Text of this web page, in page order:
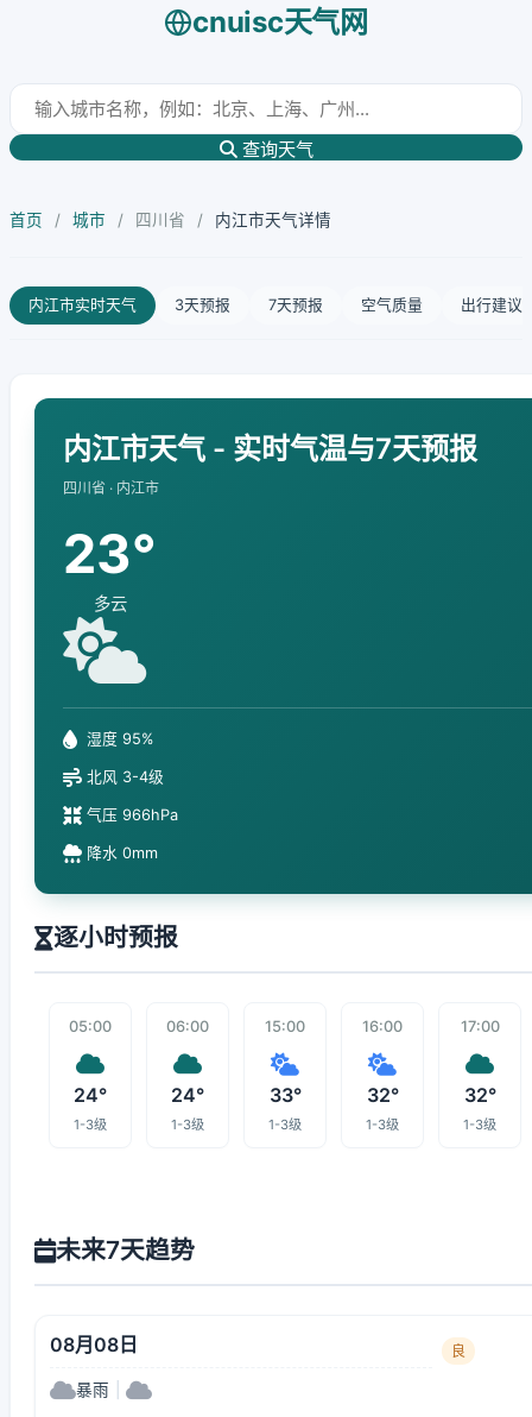
cnuisc天气网
查询天气
首页 / 城市 / 四川省 / 内江市天气详情
内江市实时天气 3天预报 7天预报 空气质量 出行建议
内江市天气 - 实时气温与7天预报
四川省 · 内江市
23°
多云
湿度 95%
北风 3-4级
气压 966hPa
降水 0mm
逐小时预报
05:00
24°
1-3级
06:00
24°
1-3级
15:00
33°
1-3级
16:00
32°
1-3级
17:00
32°
1-3级
未来7天趋势
08月08日 良
暴雨